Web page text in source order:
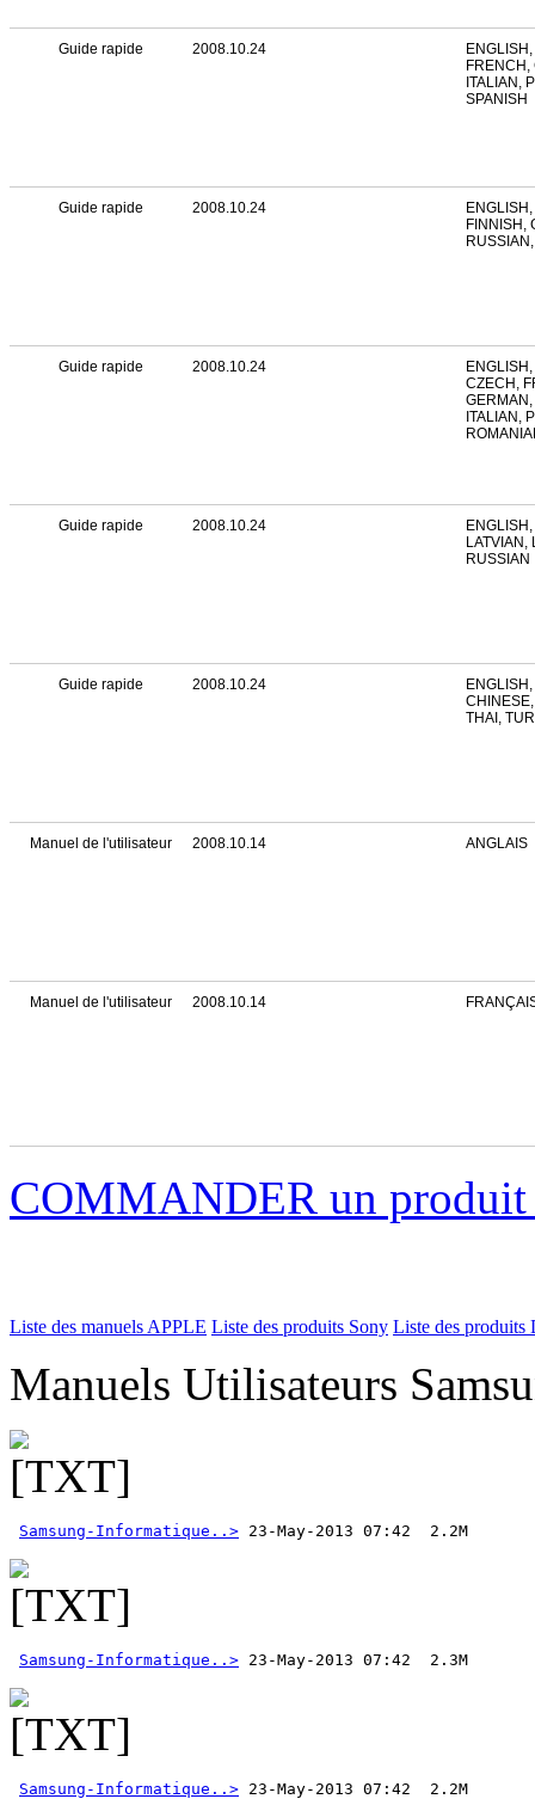
Guide rapide 2008.10.24
FRENCH,
ITALIAN,
SPANISH
Guide rapide 2008.10.24
FINNISH,
Guide rapide 2008.10.24
CZECH,
ITALIAN,
Guide rapide 2008.10.24
LATVIAN,
RUSSIAN
Guide rapide 2008.10.24
THAI,
Manuel de l'utilisateur 2008.10.14 ANGLAIS
Manuel de l'utilisateur 2008.10.14
COMMANDER un
Liste des manuels APPLE Liste des produits Sony Liste des produits
Manuels Utilisateurs
Samsung-Informatique..>
Samsung-Informatique..>
Samsung-Informatique..>